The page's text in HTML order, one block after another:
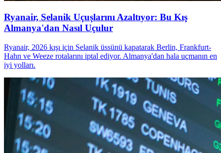
Ryanair, Selanik Uçuşlarını Azaltıyor: Bu Kış
Almanya'dan Nasıl Uçulur
Ryanair, 2026 kışı için Selanik üssünü kapatarak Berlin, Frankfurt-
Hahn ve Weeze rotalarını iptal ediyor. Almanya'dan hala uçmanın en
iyi yolları.